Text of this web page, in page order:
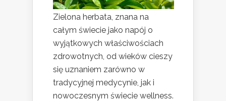
Zielona herbata, znana na
całym świecie jako napój o
wyjątkowych właściwościach
zdrowotnych, od wieków cieszy
się uznaniem zarówno w
tradycyjnej medycynie, jak i
nowoczesnym świecie wellness.